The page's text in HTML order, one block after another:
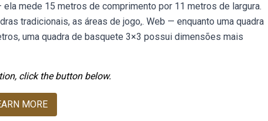
mede 15 metros de comprimento por 11 metros de largura.
tradicionais, as áreas de jogo,. Web — enquanto uma quadra
uma quadra de basquete 3×3 possui dimensões mais
click the button below.
MORE